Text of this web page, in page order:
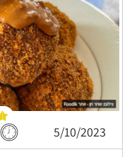
5/10/2023